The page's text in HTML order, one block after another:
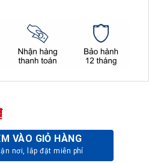
số lượng
VÀO GIỎ HÀNG